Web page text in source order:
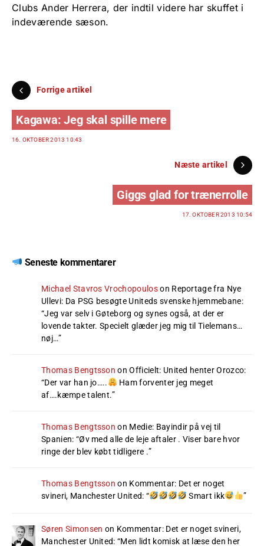
Clubs Ander Herrera, der indtil videre har skuffet i
indeværende sæson.
Forrige artikel
Kagawa: Jeg skal spille mere
16. OKTOBER 2013 10:43
Næste artikel
Giggs glad for trænerrolle
17. OKTOBER 2013 10:54
Seneste kommentarer
Michael Stavros Vrochopouloson Reportage fra Nye
Ullevi: Da PSG besøgte Uniteds svenske hjemmebane:
“Jeg var selv i Gøteborg og synes også, at der er
lovende takter. Specielt glæder jeg mig til Tielemans…
nøj…”
Thomas Bengtsson onOfficielt: United henter Orozco:
“Der var han jo…..
Ham forventer jeg meget
af….kæmpe talent.”
Thomas Bengtsson on Medie: Bayindir på vej til
Spanien: “Øv med alle de leje aftaler . Viser bare hvor
ringe der blev købt tidligere .”
Thomas Bengtsson on Kommentar: Det er noget
svineri, Manchester United: “ Smart ikk ”
Søren Simonsen on Kommentar: Det er noget svineri,
Manchester United: “Men lidt komisk at læse den her